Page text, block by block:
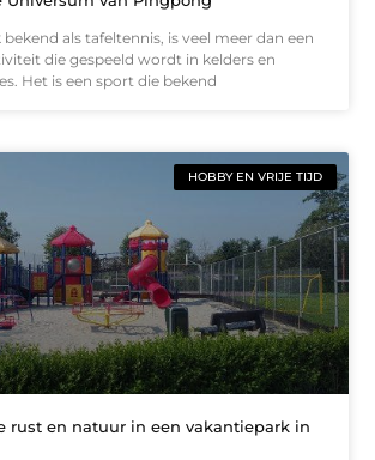
als tafeltennis, is veel meer dan een
die gespeeld wordt in kelders en
Het is een sport die bekend
HOBBY EN VRIJE TIJD
rust en natuur in een vakantiepark in